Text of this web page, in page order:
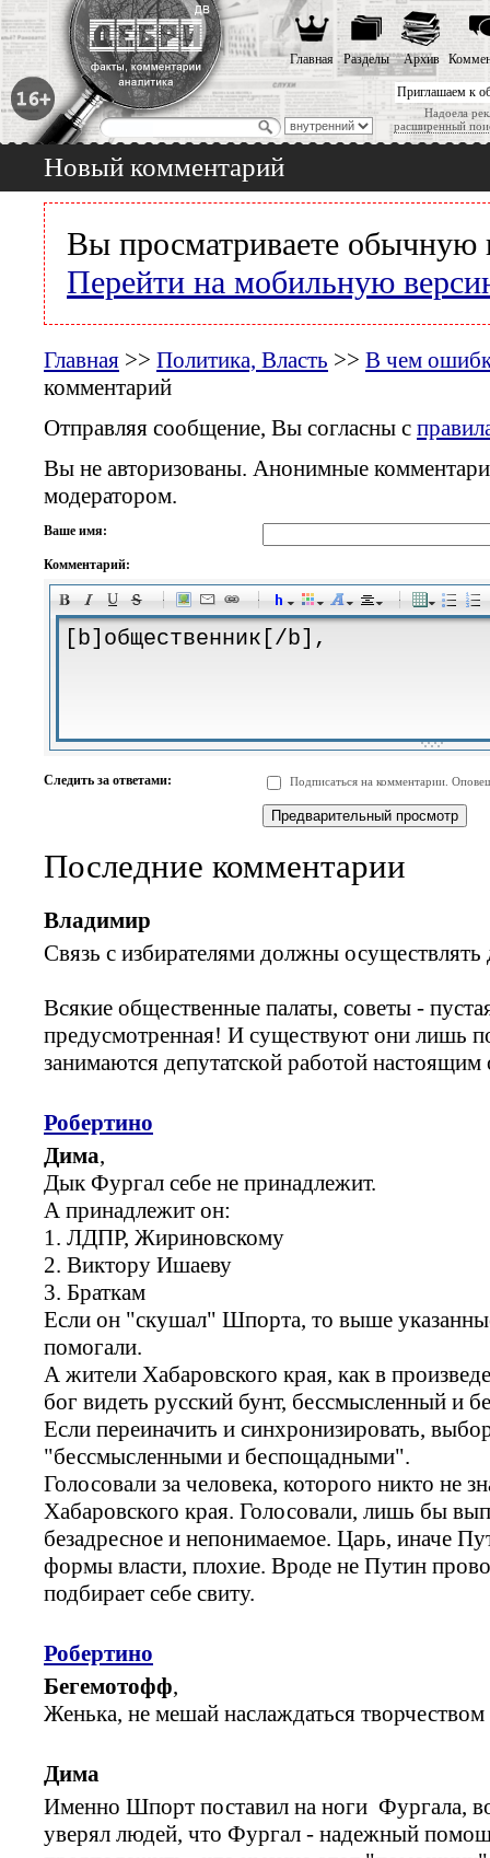
Приглашаем к
Надоела
расширенный
Главная Разделы Архив
Новый комментарий
Вы просматриваете обычную
Перейти на мобильную
Главная >> Политика, Власть >> В чем
комментарий
Отправляя сообщение, Вы согласны с
Вы не авторизованы. Анонимные
модератором.
Ваше имя:
Комментарий:
-
-
-
-
-
-
-
-
-
-
-
-
-
-
-
-
-
Следить за ответами: Подписаться на комментарии.
Последние комментарии
Владимир
Связь с избирателями должны осуществлять
Всякие общественные палаты, советы -
предусмотренная! И существуют они лишь
занимаются депутатской работой настоящим
Робертино
Дима,
Дык Фургал себе не принадлежит.
А принадлежит он:
1. ЛДПР, Жириновскому
2. Виктору Ишаеву
3. Браткам
Если он "скушал" Шпорта, то выше
помогали.
А жители Хабаровского края, как в
бог видеть русский бунт, бессмысленный и
Если переиначить и синхронизировать,
"бессмысленными и беспощадными".
Голосовали за человека, которого никто не
Хабаровского края. Голосовали, лишь бы
безадресное и непонимаемое. Царь, иначе
формы власти, плохие. Вроде не Путин
подбирает себе свиту.
Робертино
Бегемотофф,
Женька, не мешай наслаждаться творчеством
Дима
Именно Шпорт поставил на ноги Фургала,
уверял людей, что Фургал - надежный